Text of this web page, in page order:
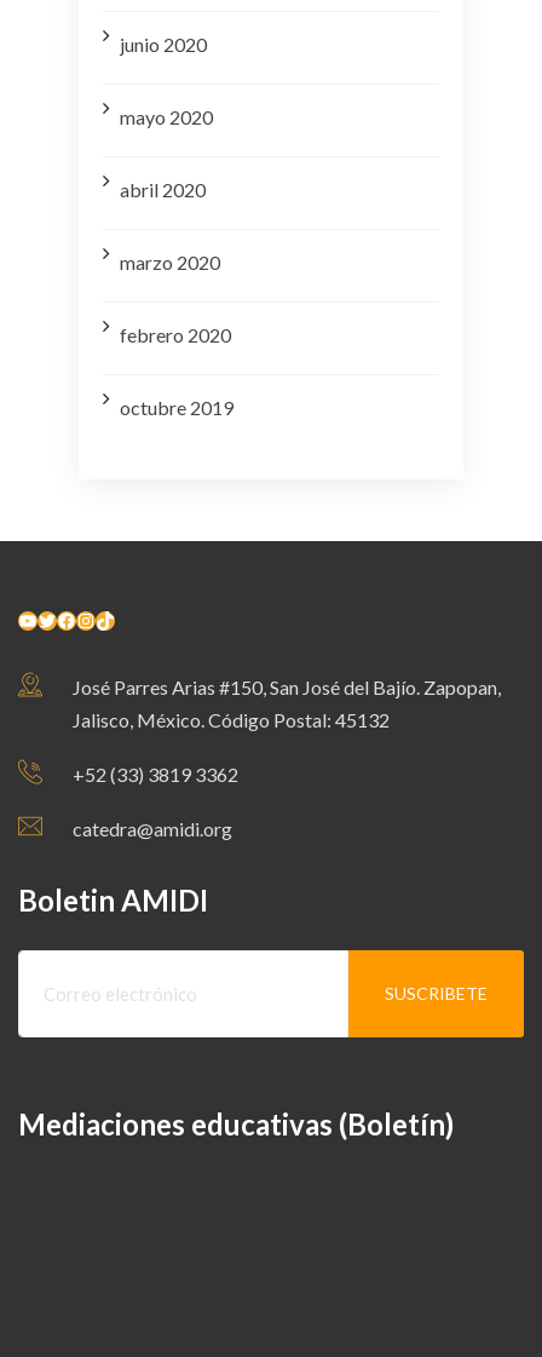
junio 2020
mayo 2020
abril 2020
marzo 2020
febrero 2020
octubre 2019
YouTube Twitter Facebook InstagramTikTok
José Parres Arias #150, San José del Bajío. Zapopan,
Jalisco, México. Código Postal: 45132
+52 (33) 3819 3362
catedra@amidi.org
Boletin AMIDI
Mediaciones educativas (Boletín)